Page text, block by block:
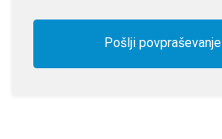
Pošlji povpraševanje